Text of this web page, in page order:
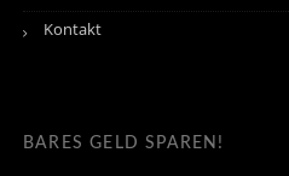
Kontakt
BARES GELD SPAREN!